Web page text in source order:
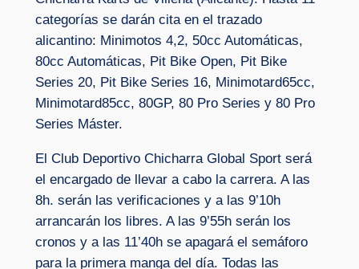
categorías se darán cita en el trazado
alicantino: Minimotos 4,2, 50cc Automáticas,
80cc Automáticas, Pit Bike Open, Pit Bike
Series 20, Pit Bike Series 16, Minimotard65cc,
Minimotard85cc, 80GP, 80 Pro Series y 80 Pro
Series Máster.
El Club Deportivo Chicharra Global Sport será
el encargado de llevar a cabo la carrera. A las
8h. serán las verificaciones y a las 9’10h
arrancarán los libres. A las 9’55h serán los
cronos y a las 11’40h se apagará el semáforo
para la primera manga del día. Todas las